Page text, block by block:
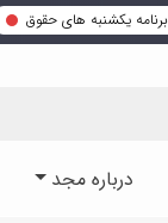
برنامه یکشنبه های حقوق
درباره مجد